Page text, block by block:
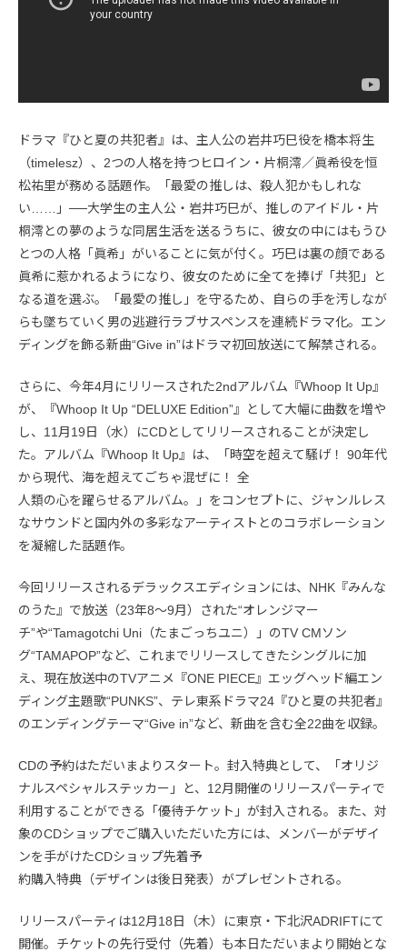
ドラマ『ひと夏の共犯者』は、主人公の岩井巧巳役を橋本将生
（timelesz）、2つの人格を持つヒロイン・片桐澪／眞希役を恒
松祐里が務める話題作。「最愛の推しは、殺人犯かもしれな
い……」──大学生の主人公・岩井巧巳が、推しのアイドル・片
桐澪との夢のような同居生活を送るうちに、彼女の中にはもうひ
とつの人格「眞希」がいることに気が付く。巧巳は裏の顔である
眞希に惹かれるようになり、彼女のために全てを捧げ「共犯」と
なる道を選ぶ。「最愛の推し」を守るため、自らの手を汚しなが
らも墜ちていく男の逃避行ラブサスペンスを連続ドラマ化。エン
ディングを飾る新曲“Give in”はドラマ初回放送にて解禁される。
さらに、今年4月にリリースされた2ndアルバム『Whoop It Up』
が、『Whoop It Up “DELUXE Edition”』として大幅に曲数を増や
し、11月19日（水）にCDとしてリリースされることが決定し
た。アルバム『Whoop It Up』は、「時空を超えて騒げ！ 90年代
から現代、海を超えてごちゃ混ぜに！ 全
人類の心を躍らせるアルバム。」をコンセプトに、ジャンルレス
なサウンドと国内外の多彩なアーティストとのコラボレーション
を凝縮した話題作。
今回リリースされるデラックスエディションには、NHK『みんな
のうた』で放送（23年8〜9月）された“オレンジマー
チ”や“Tamagotchi Uni（たまごっちユニ）」のTV CMソン
グ“TAMAPOP”など、これまでリリースしてきたシングルに加
え、現在放送中のTVアニメ『ONE PIECE』エッグヘッド編エン
ディング主題歌“PUNKS”、テレ東系ドラマ24『ひと夏の共犯者』
のエンディングテーマ“Give in”など、新曲を含む全22曲を収録。
CDの予約はただいまよりスタート。封入特典として、「オリジ
ナルスペシャルステッカー」と、12月開催のリリースパーティで
利用することができる「優待チケット」が封入される。また、対
象のCDショップでご購入いただいた方には、メンバーがデザイ
ンを手がけたCDショップ先着予
約購入特典（デザインは後日発表）がプレゼントされる。
リリースパーティは12月18日（木）に東京・下北沢ADRIFTにて
開催。チケットの先行受付（先着）も本日ただいまより開始とな